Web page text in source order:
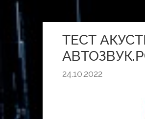
ТЕСТ
24.10.2022